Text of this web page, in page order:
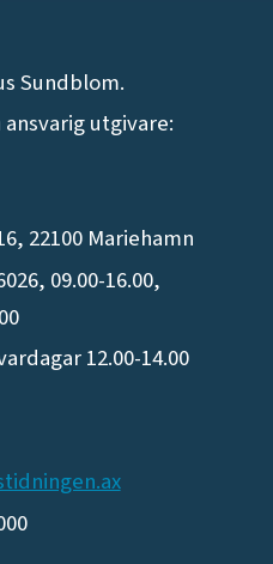
Sundblom.
utgivare:
22100 Mariehamn
09.00-16.00,
12.00-14.00